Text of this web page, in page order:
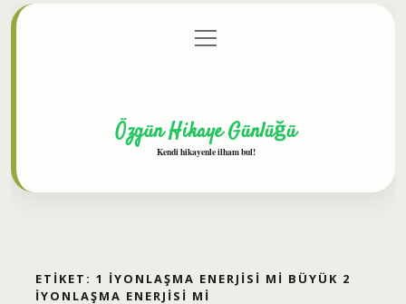
Gizlilik Politikası
menüyü
aç
Özgün Hikaye Günlüğü
Kendi hikayenle ilham bul!
ETIKET: 1 IYONLAŞMA ENERJISI MI BÜYÜK 2
IYONLAŞMA ENERJISI MI